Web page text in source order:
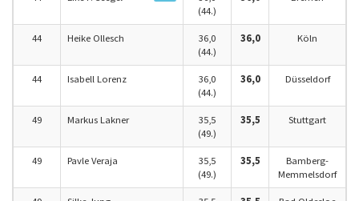
(44.)
44 Heike Ollesch
36,0
(44.)
36,0 Köln
44 Isabell Lorenz
36,0
(44.)
36,0 Düsseldorf
49 Markus Lakner
35,5
(49.)
35,5 Stuttgart
49 Pavle Veraja
35,5
(49.)
35,5
Bamberg-
Memmelsdorf